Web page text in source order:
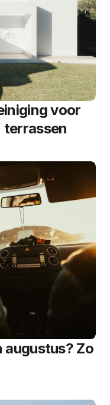
voor
terrassen
augustus? Zo